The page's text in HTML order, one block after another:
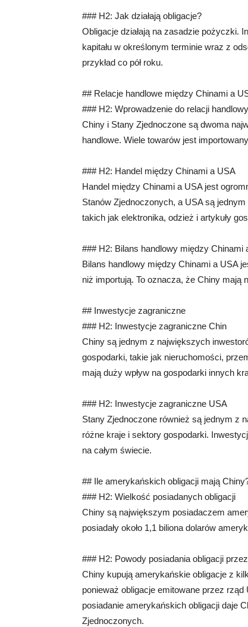
### H2: Jak działają obligacje?
Obligacje działają na zasadzie pożyczki.
kapitału w określonym terminie wraz z
przykład co pół roku.
## Relacje handlowe między Chinami a
### H2: Wprowadzenie do relacji
Chiny i Stany Zjednoczone są dwoma
handlowe. Wiele towarów jest
### H2: Handel między Chinami a USA
Handel między Chinami a USA jest
Stanów Zjednoczonych, a USA są
takich jak elektronika, odzież i artykuły
### H2: Bilans handlowy między Chinami
Bilans handlowy między Chinami a USA
niż importują. To oznacza, że Chiny mają
## Inwestycje zagraniczne
### H2: Inwestycje zagraniczne Chin
Chiny są jednym z największych
gospodarki, takie jak nieruchomości,
mają duży wpływ na gospodarki innych
### H2: Inwestycje zagraniczne USA
Stany Zjednoczone również są jednym z
różne kraje i sektory gospodarki.
na całym świecie.
## Ile amerykańskich obligacji mają
### H2: Wielkość posiadanych obligacji
Chiny są największym posiadaczem
posiadały około 1,1 biliona dolarów
### H2: Powody posiadania obligacji
Chiny kupują amerykańskie obligacje z
ponieważ obligacje emitowane przez
posiadanie amerykańskich obligacji daje
Zjednoczonych.